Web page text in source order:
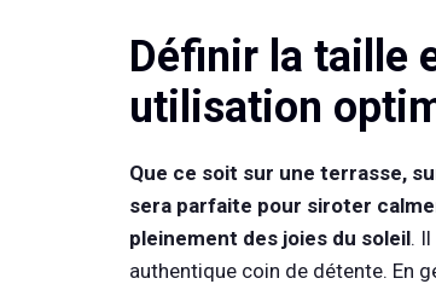
Définir la taille
utilisation
Que ce soit sur une terrasse,
sera parfaite pour siroter
pleinement des joies du soleil.
authentique coin de détente. En